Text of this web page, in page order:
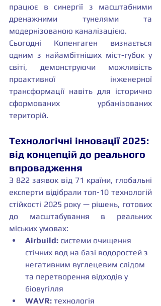
працює в синергії з масштабними
дренажними тунелями та
модернізованою каналізацією.
Сьогодні Копенгаген визнається
одним з найамбітніших міст-губок у
світі, демонструючи можливість
проактивної інженерної
трансформації навіть для історично
сформованих урбанізованих
територій.
Технологічні інновації 2025:
від концепцій до реального
впровадження
З 822 заявок від 71 країни, глобальні
експерти відібрали топ-10 технологій
стійкості 2025 року — рішень, готових
до масштабування в реальних
міських умовах:
Airbuild: системи очищення
стічних вод на базі водоростей з
негативним вуглецевим слідом
та перетворення відходів у
біовугілля
WAVR: технологія